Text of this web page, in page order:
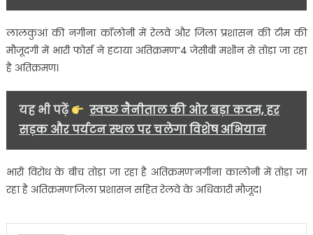
लालकुआं की नगीना कॉलोनी में रेलवे और जिला प्रशासन की टीम की
मौजूदगी में भारी फोर्स ने हटाया अतिक्रमण”4 जेसीबी मशीन से तोड़ा जा रहा
है अतिक्रमण।
यह भी पढ़ें
स्वच्छ नैनीताल की ओर बड़ा कदम, हर
सड़क और पर्यटन स्थल पर चलेगा विशेष अभियान
भारी विरोध के बीच तोड़ा जा रहा है अतिक्रमण’नगीना कालोनी में तोड़ा जा
रहा है अतिक्रमण’जिला प्रशासन सहित रेलवे के अधिकारी मौजूद।